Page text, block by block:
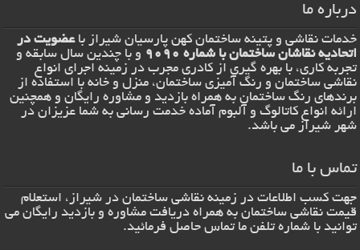
درباره ما
خدمات نقاشی و پتینه ساختمان کهن پارسیان شیراز باعضویت در
اتحادیه نقاشان ساختمان با شماره 9090
و با چندین سال سابقه و
تجربه کاری، با بهره گیری از کادری مجرب در زمینه اجرای انواع
نقاشی ساختمان و رنگ آمیزی ساختمان، منزل و خانه با استفاده از
برندهای رنگ ساختمان به همراه بازدید و مشاوره رایگان و همچنین
ارائه انواع کاتالوگ و آلبوم آماده خدمت رسانی به شما عزیزان در
شهر شیراز می باشد.
تماس با ما
جهت کسب اطلاعات در زمینه نقاشی ساختمان در شیراز، استعلام
قیمت نقاشی ساختمان به همراه دریافت مشاوره و بازدید رایگان می
توانید با شماره تلفن ما تماس حاصل فرمائید.